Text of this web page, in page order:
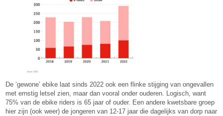
De ‘gewone’ ebike laat sinds 2022 ook een flinke stijging van ongevallen
met ernstig letsel zien, maar dan vooral onder ouderen. Logisch, want
75% van de ebike riders is 65 jaar of ouder. Een andere kwetsbare groep
hier zijn (ook weer) de jongeren van 12-17 jaar die dagelijks van dorp naar